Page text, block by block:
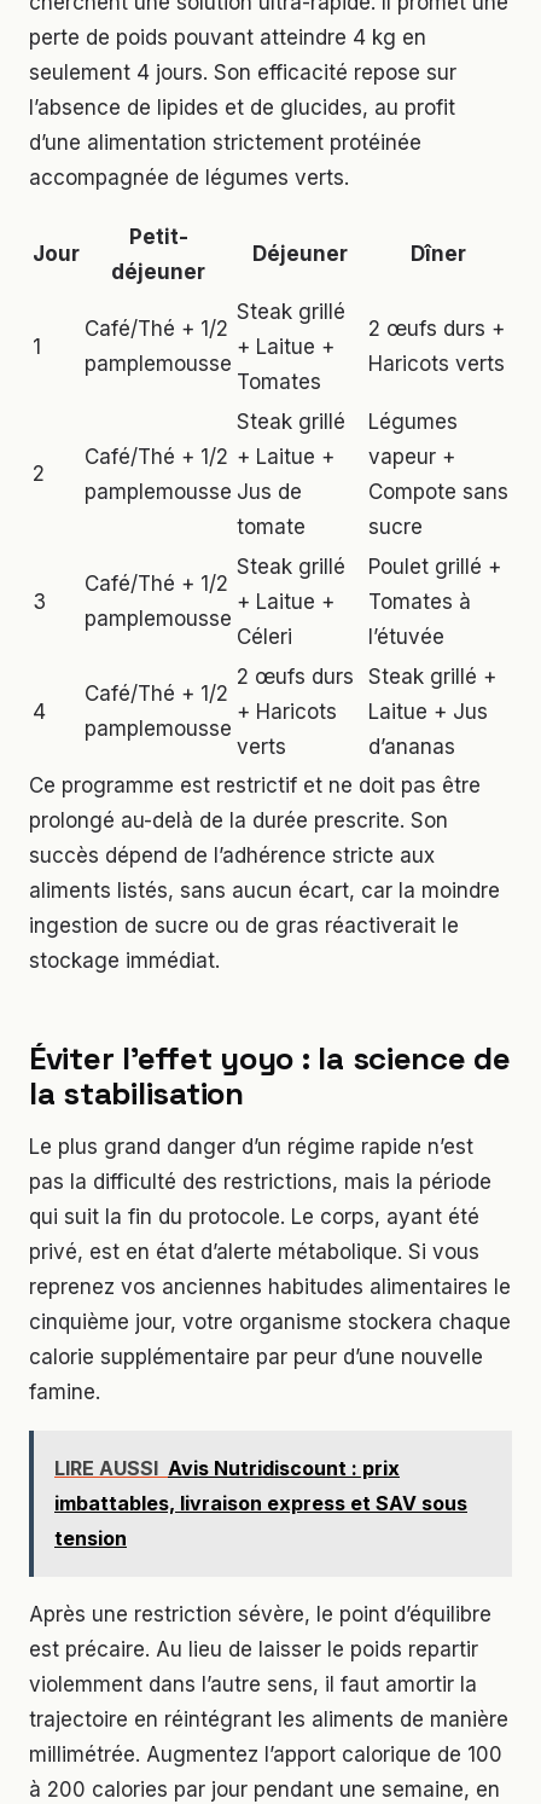
perte de poids pouvant atteindre 4 kg en
seulement 4 jours. Son efficacité repose sur
l’absence de lipides et de glucides, au profit
d’une alimentation strictement protéinée
accompagnée de légumes verts.
Jour
Petit-
déjeuner
Déjeuner Dîner
1
Café/Thé + 1/2
pamplemousse
Steak grillé
+ Laitue +
Tomates
2 œufs durs +
Haricots verts
2
Café/Thé + 1/2
pamplemousse
Steak grillé
+ Laitue +
Jus de
tomate
Légumes
vapeur +
Compote sans
sucre
3
Café/Thé + 1/2
pamplemousse
Steak grillé
+ Laitue +
Céleri
Poulet grillé +
Tomates à
l’étuvée
4
Café/Thé + 1/2
pamplemousse
2 œufs durs
+ Haricots
verts
Steak grillé +
Laitue + Jus
d’ananas
Ce programme est restrictif et ne doit pas être
prolongé au-delà de la durée prescrite. Son
succès dépend de l’adhérence stricte aux
aliments listés, sans aucun écart, car la moindre
ingestion de sucre ou de gras réactiverait le
stockage immédiat.
Éviter l’effet yoyo : la science de
la stabilisation
Le plus grand danger d’un régime rapide n’est
pas la difficulté des restrictions, mais la période
qui suit la fin du protocole. Le corps, ayant été
privé, est en état d’alerte métabolique. Si vous
reprenez vos anciennes habitudes alimentaires le
cinquième jour, votre organisme stockera chaque
calorie supplémentaire par peur d’une nouvelle
famine.
LIRE AUSSI Avis Nutridiscount : prix
imbattables, livraison express et SAV sous
tension
Après une restriction sévère, le point d’équilibre
est précaire. Au lieu de laisser le poids repartir
violemment dans l’autre sens, il faut amortir la
trajectoire en réintégrant les aliments de manière
millimétrée. Augmentez l’apport calorique de 100
à 200 calories par jour pendant une semaine, en